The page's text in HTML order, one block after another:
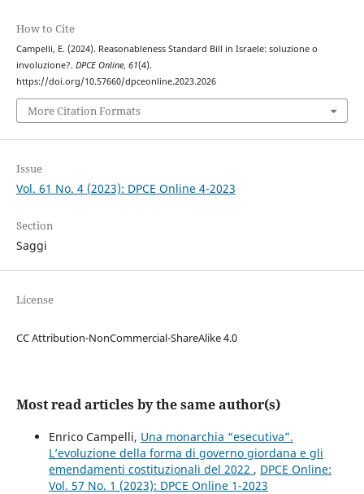
How to Cite
Campelli, E. (2024). Reasonableness Standard Bill in Israele: soluzione o
involuzione?. DPCE Online, 61(4).
https://doi.org/10.57660/dpceonline.2023.2026
More Citation Formats
Issue
Vol. 61 No. 4 (2023): DPCE Online 4-2023
Section
Saggi
License
CC Attribution-NonCommercial-ShareAlike 4.0
Most read articles by the same author(s)
Enrico Campelli, Una monarchia “esecutiva”.
L’evoluzione della forma di governo giordana e gli
emendamenti costituzionali del 2022 , DPCE Online:
Vol. 57 No. 1 (2023): DPCE Online 1-2023